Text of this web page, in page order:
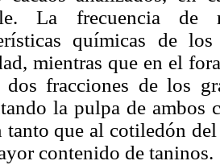
La frecuencia de
químicas de
mientras que en el
dos fracciones de los
la pulpa de ambos
tanto que al cotiledón
contenido de taninos.